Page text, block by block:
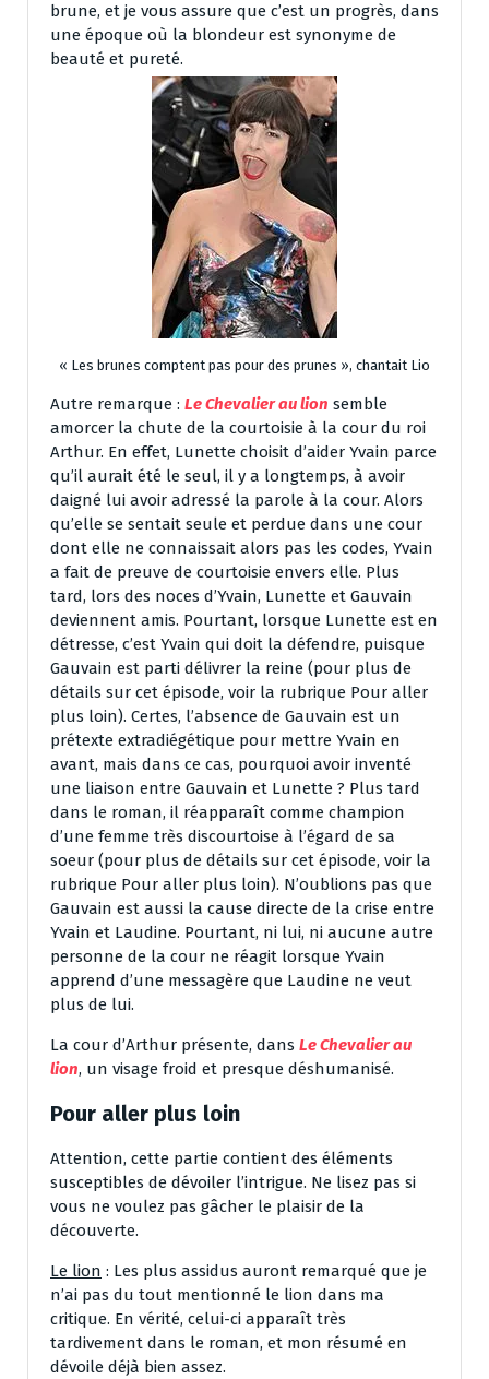
brune, et je vous assure que c’est un progrès, dans
une époque où la blondeur est synonyme de
beauté et pureté.
« Les brunes comptent pas pour des prunes », chantait Lio
Autre remarque : Le Chevalier au lion semble
amorcer la chute de la courtoisie à la cour du roi
Arthur. En effet, Lunette choisit d’aider Yvain parce
qu’il aurait été le seul, il y a longtemps, à avoir
daigné lui avoir adressé la parole à la cour. Alors
qu’elle se sentait seule et perdue dans une cour
dont elle ne connaissait alors pas les codes, Yvain
a fait de preuve de courtoisie envers elle. Plus
tard, lors des noces d’Yvain, Lunette et Gauvain
deviennent amis. Pourtant, lorsque Lunette est en
détresse, c’est Yvain qui doit la défendre, puisque
Gauvain est parti délivrer la reine (pour plus de
détails sur cet épisode, voir la rubrique Pour aller
plus loin). Certes, l’absence de Gauvain est un
prétexte extradiégétique pour mettre Yvain en
avant, mais dans ce cas, pourquoi avoir inventé
une liaison entre Gauvain et Lunette ? Plus tard
dans le roman, il réapparaît comme champion
d’une femme très discourtoise à l’égard de sa
soeur (pour plus de détails sur cet épisode, voir la
rubrique Pour aller plus loin). N’oublions pas que
Gauvain est aussi la cause directe de la crise entre
Yvain et Laudine. Pourtant, ni lui, ni aucune autre
personne de la cour ne réagit lorsque Yvain
apprend d’une messagère que Laudine ne veut
plus de lui.
La cour d’Arthur présente, dans Le Chevalier au
lion, un visage froid et presque déshumanisé.
Pour aller plus loin
Attention, cette partie contient des éléments
susceptibles de dévoiler l’intrigue. Ne lisez pas si
vous ne voulez pas gâcher le plaisir de la
découverte.
Le lion : Les plus assidus auront remarqué que je
n’ai pas du tout mentionné le lion dans ma
critique. En vérité, celui-ci apparaît très
tardivement dans le roman, et mon résumé en
dévoile déjà bien assez.